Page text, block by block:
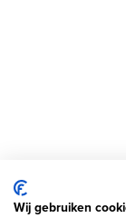
Wij gebruiken